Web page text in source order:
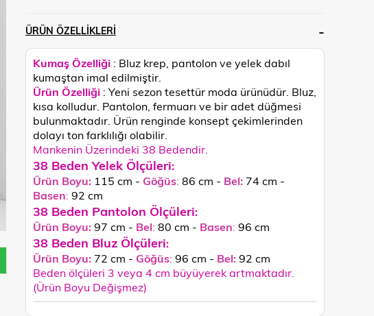
ÜRÜN ÖZELLIKLERI
Kumaş Özelliği : Bluz krep, pantolon ve yelek dabıl
kumaştan imal edilmiştir.
Ürün Özelliği : Yeni sezon tesettür moda ürünüdür. Bluz,
kısa kolludur. Pantolon, fermuarı ve bir adet düğmesi
bulunmaktadır. Ürün renginde konsept çekimlerinden
dolayı ton farklılığı olabilir.
Mankenin Üzerindeki 38 Bedendir.
38 Beden Yelek Ölçüleri:
Ürün Boyu: 115 cm - Göğüs: 86 cm - Bel: 74 cm -
Basen: 92 cm
38 Beden Pantolon Ölçüleri:
Ürün Boyu:97 cm - Bel: 80 cm - Basen: 96 cm
38 Beden Bluz Ölçüleri:
Ürün Boyu: 72 cm - Göğüs: 96 cm - Bel:92 cm
Beden ölçüleri 3 veya 4 cm büyüyerek artmaktadır.
(Ürün Boyu Değişmez)